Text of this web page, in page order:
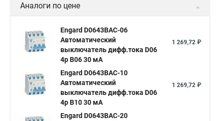
Аналоги по цене
Engard D0643BAC-06
Автоматический
выключатель дифф.тока D06
4р B06 30 мА
1 269,72 ₽
Engard D0643BAC-10
Автоматический
выключатель дифф.тока D06
4р B10 30 мА
1 269,72 ₽
Engard D0643BAC-20